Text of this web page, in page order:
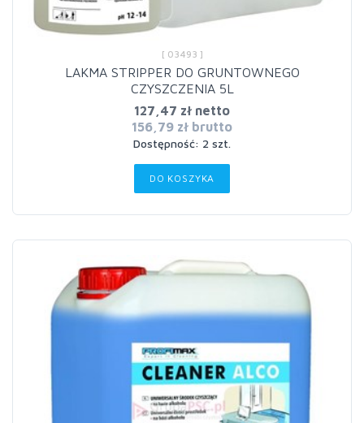
[ 03493 ]
LAKMA STRIPPER DO GRUNTOWNEGO
CZYSZCZENIA 5L
127,47 zł netto
156,79 zł brutto
Dostępność: 2 szt.
DO KOSZYKA